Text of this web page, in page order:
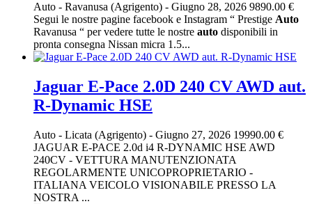
Auto - Ravanusa (Agrigento) - Giugno 28, 2026 9890.00 €
Segui le nostre pagine facebook e Instagram “ Prestige Auto
Ravanusa “ per vedere tutte le nostre auto disponibili in
pronta consegna Nissan micra 1.5...
Jaguar E-Pace 2.0D 240 CV AWD aut.
R-Dynamic HSE
Auto - Licata (Agrigento) - Giugno 27, 2026 19990.00 €
JAGUAR E-PACE 2.0d i4 R-DYNAMIC HSE AWD
240CV - VETTURA MANUTENZIONATA
REGOLARMENTE UNICOPROPRIETARIO -
ITALIANA VEICOLO VISIONABILE PRESSO LA
NOSTRA ...